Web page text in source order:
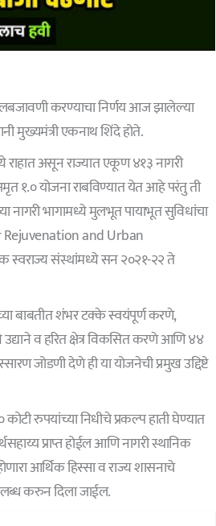
करण्याचा निर्णय आज झालेल्या
मुख्यमंत्री एकनाथ शिंदे होते.
असून राज्यात एकूण ४१३ नागरी
१.० योजना राबविण्यात येत आहे परंतु ती
नागरी भागामध्ये मुलभूत पायाभूत सुविधांचा
Rejuvenation and Urban
स्वराज्य संस्थांमध्ये सन २०२१-२२ ते
बाबतीत शंभर टक्के स्वयंपूर्ण करणे,
व हरित क्षेत्र विकसित करणे आणि ४४
जोडणी देणे ही या योजनेची प्रमुख उद्दिष्टे
रुपयांच्या निधीचे प्रकल्प हाती घेण्यात
प्राप्त होईल आणि नागरी स्थानिक
आर्थिक हिस्सा व राज्य शासनाचे
करुन दिला जाईल.